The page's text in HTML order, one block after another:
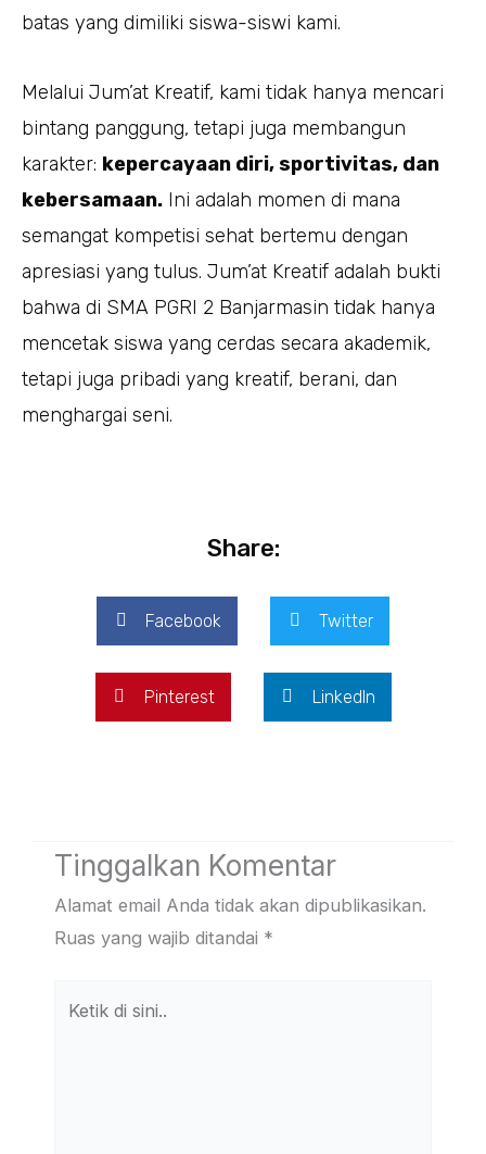
batas yang dimiliki siswa-siswi kami.
Melalui Jum’at Kreatif, kami tidak hanya mencari
bintang panggung, tetapi juga membangun
karakter: kepercayaan diri, sportivitas, dan
kebersamaan. Ini adalah momen di mana
semangat kompetisi sehat bertemu dengan
apresiasi yang tulus. Jum’at Kreatif adalah bukti
bahwa di SMA PGRI 2 Banjarmasin tidak hanya
mencetak siswa yang cerdas secara akademik,
tetapi juga pribadi yang kreatif, berani, dan
menghargai seni.
Share:
Facebook Twitter
Pinterest LinkedIn
Tinggalkan Komentar
Alamat email Anda tidak akan dipublikasikan.
Ruas yang wajib ditandai *